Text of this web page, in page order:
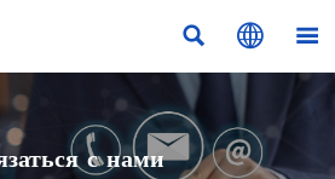
  
с нами